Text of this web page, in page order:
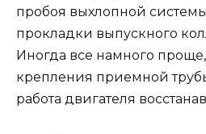
пробоя выхлопной
прокладки выпускного
Иногда все намного
крепления приемной
работа двигателя